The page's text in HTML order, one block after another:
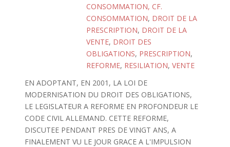
CONSOMMATION, CF.
CONSOMMATION, DROIT DE LA
PRESCRIPTION, DROIT DE LA
VENTE, DROIT DES
OBLIGATIONS, PRESCRIPTION,
REFORME, RESILIATION, VENTE
EN ADOPTANT, EN 2001, LA LOI DE
MODERNISATION DU DROIT DES OBLIGATIONS,
LE LEGISLATEUR A REFORME EN PROFONDEUR LE
CODE CIVIL ALLEMAND. CETTE REFORME,
DISCUTEE PENDANT PRES DE VINGT ANS, A
FINALEMENT VU LE JOUR GRACE A L'IMPULSION